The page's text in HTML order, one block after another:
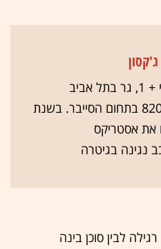
ג'קסון
שירת ביחידת 8200 בתחום הסייבר. בשנת
נגינה בגיטרה
לבין סוכן בינה